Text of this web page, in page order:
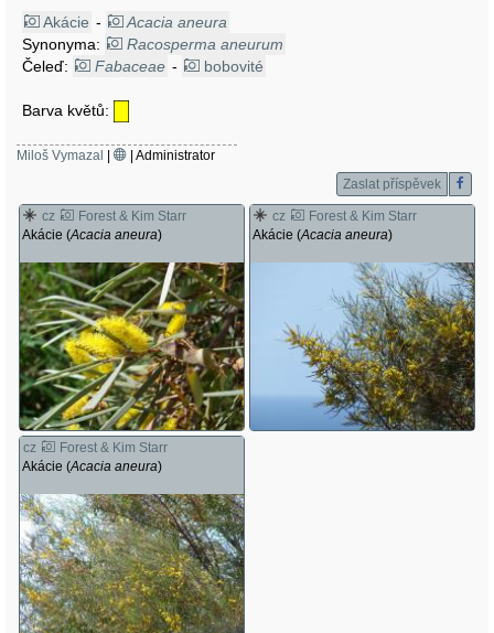
Akácie -
Acacia aneura
Synonyma:
Racosperma aneurum
Čeleď:
Fabaceae - bobovité
Barva květů:
Miloš Vymazal
| Administrator
Zaslat příspěvek
cz
Forest & Kim Starr
Akácie (Acacia aneura)
cz
Forest & Kim Starr
Akácie (Acacia aneura)
cz
Forest & Kim Starr
Akácie (Acacia aneura)